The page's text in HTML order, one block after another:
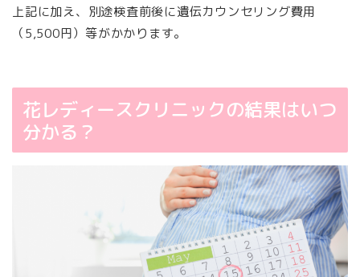
上記に加え、別途検査前後に遺伝カウンセリング費用
（5,500円）等がかかります。
花レディースクリニックの結果はいつ
分かる？